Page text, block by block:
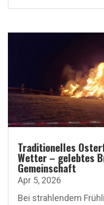
Traditionelles
Wetter – gelebtes
Gemeinschaft
Apr 5, 2026
Bei strahlendem